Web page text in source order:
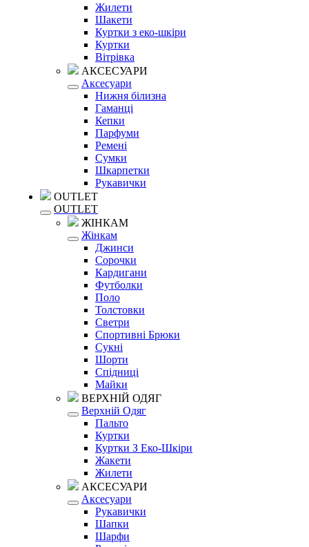
Жилети
Шакети
Куртки з еко-шкіри
Куртки
Вітрівка
АКСЕСУАРИ
Аксесуари
Нижня білизна
Гаманці
Кепки
Парфуми
Ремені
Сумки
Шкарпетки
Рукавички
OUTLET
OUTLET
ЖІНКАМ
Жінкам
Джинси
Сорочки
Кардигани
Футболки
Поло
Толстовки
Светри
Спортивні Брюки
Сукні
Шорти
Спідниці
Майки
ВЕРХНІЙ ОДЯГ
Верхній Одяг
Пальто
Куртки
Куртки З Еко-Шкіри
Жакети
Жилети
АКСЕСУАРИ
Аксесуари
Рукавички
Шапки
Шарфи